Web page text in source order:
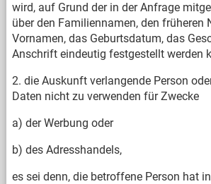
wird, auf Grund der in der Anfrage
über den Familiennamen, den früheren
Vornamen, das Geburtsdatum, das
Anschrift eindeutig festgestellt werden
2. die Auskunft verlangende Person
Daten nicht zu verwenden für Zwecke
a) der Werbung oder
b) des Adresshandels,
es sei denn, die betroffene Person hat